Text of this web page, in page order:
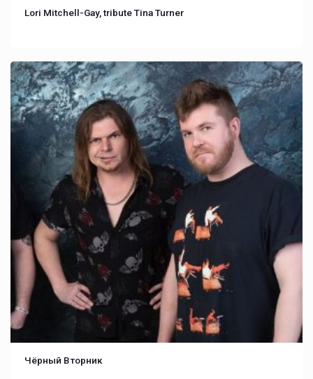
Lori Mitchell-Gay, tribute Tina Turner
Чёрный Вторник